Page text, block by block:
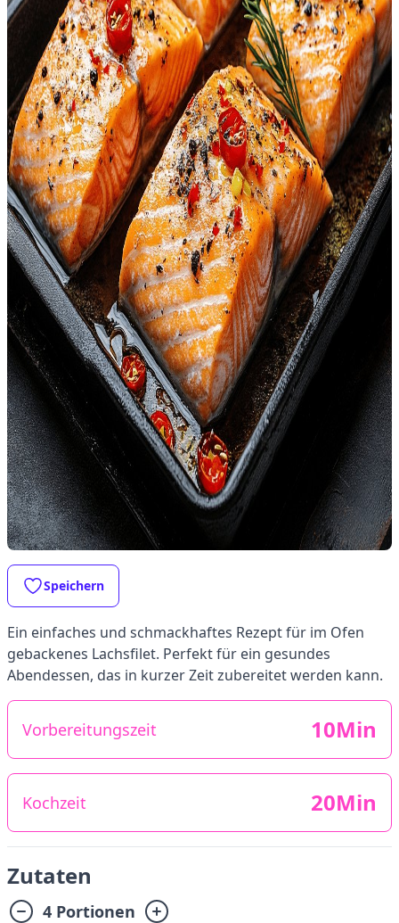
Speichern
Ein einfaches und schmackhaftes Rezept für im Ofen
gebackenes Lachsfilet. Perfekt für ein gesundes
Abendessen, das in kurzer Zeit zubereitet werden kann.
Vorbereitungszeit 10Min
Kochzeit 20Min
Zutaten
4 Portionen